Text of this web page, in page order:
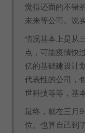
觉得还面的不错
未来等公司。说
情况基本上是从
点，可能疫情快
亿的基础建设计
代表性的公司，
世科技等等，基
最终，就在三月
位。也算自己到